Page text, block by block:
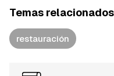
Temas relacionados
restauración